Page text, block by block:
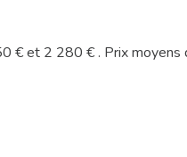
€ et 2 280 € . Prix